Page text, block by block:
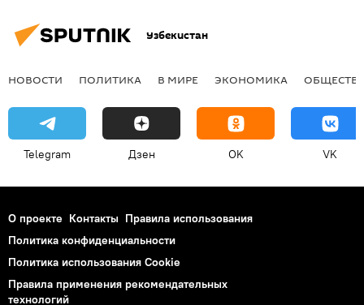
Узбекистан
НОВОСТИ ПОЛИТИКА В МИРЕ ЭКОНОМИКА
Telegram Дзен OK VK
О проекте Контакты Правила использования
Политика конфиденциальности
Политика использования Cookie
Правила применения рекомендательных
технологий